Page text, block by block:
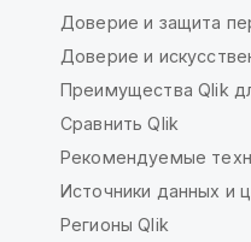
Доверие и защита
Доверие и
Преимущества Qlik
Сравнить Qlik
Рекомендуемые
Источники данных и
Регионы Qlik